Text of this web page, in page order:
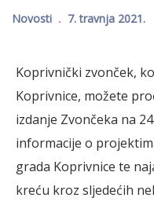
Novosti 7. travnja 2021.
Koprivnički zvonček,
Koprivnice, možete
izdanje Zvončeka na
informacije o
grada Koprivnice te
kreću kroz sljedećih